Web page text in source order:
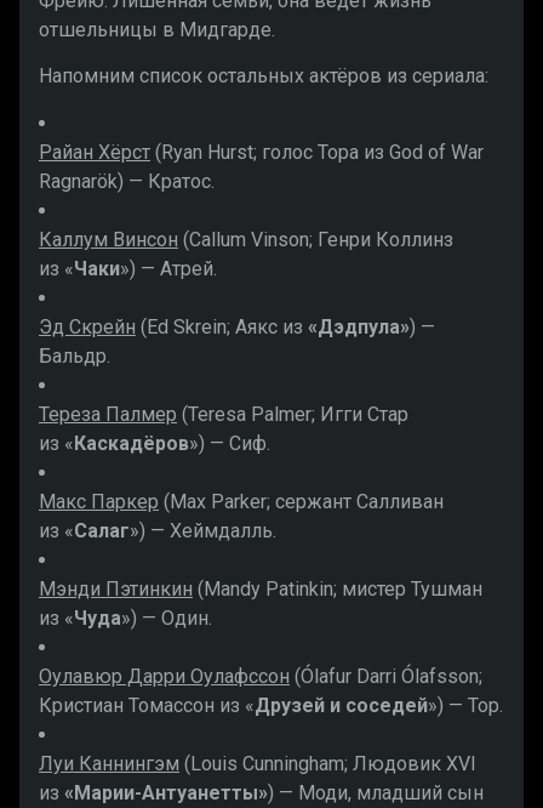
отшельницы в Мидгарде.
Напомним список остальных актёров из сериала:
Райан Хёрст (Ryan Hurst; голос Тора из God of War
Ragnarök) — Кратос.
Каллум Винсон (Callum Vinson; Генри Коллинз
из «Чаки») — Атрей.
Эд Скрейн (Ed Skrein; Аякс из «Дэдпула») —
Бальдр.
Тереза Палмер (Teresa Palmer; Игги Стар
из «Каскадёров») — Сиф.
Макс Паркер (Max Parker; сержант Салливан
из «Салаг») — Хеймдалль.
Мэнди Пэтинкин (Mandy Patinkin; мистер Тушман
из «Чуда») — Один.
Оулавюр Дарри Оулафссон (Ólafur Darri Ólafsson;
Кристиан Томассон из «Друзей и соседей») — Тор.
Луи Каннингэм (Louis Cunningham; Людовик XVI
из «Марии-Антуанетты») — Моди, младший сын